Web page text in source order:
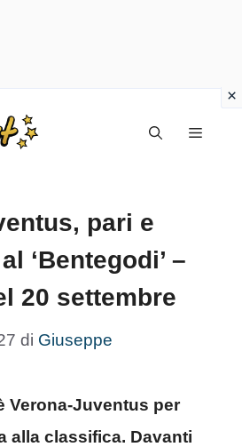
Menu
pari e
‘Bentegodi’ –
20 settembre
di Giuseppe
Verona-Juventus per
alla classifica. Davanti